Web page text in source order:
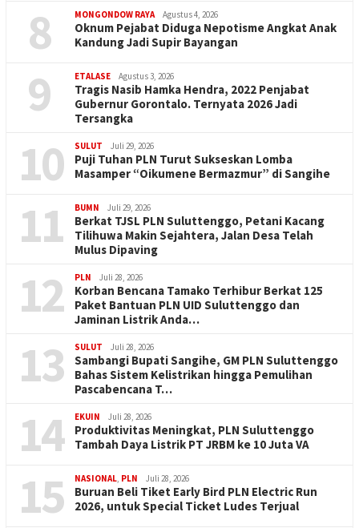
8 MONGONDOW RAYA Agustus 4, 2026
Oknum Pejabat Diduga Nepotisme Angkat Anak
Kandung Jadi Supir Bayangan
9 ETALASE Agustus 3, 2026
Tragis Nasib Hamka Hendra, 2022 Penjabat
Gubernur Gorontalo. Ternyata 2026 Jadi
Tersangka
10 SULUT Juli 29, 2026
Puji Tuhan PLN Turut Sukseskan Lomba
Masamper “Oikumene Bermazmur” di Sangihe
11 BUMN Juli 29, 2026
Berkat TJSL PLN Suluttenggo, Petani Kacang
Tilihuwa Makin Sejahtera, Jalan Desa Telah
Mulus Dipaving
12 PLN Juli 28, 2026
Korban Bencana Tamako Terhibur Berkat 125
Paket Bantuan PLN UID Suluttenggo dan
Jaminan Listrik Anda…
13 SULUT Juli 28, 2026
Sambangi Bupati Sangihe, GM PLN Suluttenggo
Bahas Sistem Kelistrikan hingga Pemulihan
Pascabencana T…
14 EKUIN Juli 28, 2026
Produktivitas Meningkat, PLN Suluttenggo
Tambah Daya Listrik PT JRBM ke 10 Juta VA
15 NASIONAL PLN Juli 28, 2026
Buruan Beli Tiket Early Bird PLN Electric Run
2026, untuk Special Ticket Ludes Terjual